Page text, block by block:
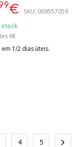
€ SKU: 069557059
stock
6€
em 1/2 dias úteis.
4 5